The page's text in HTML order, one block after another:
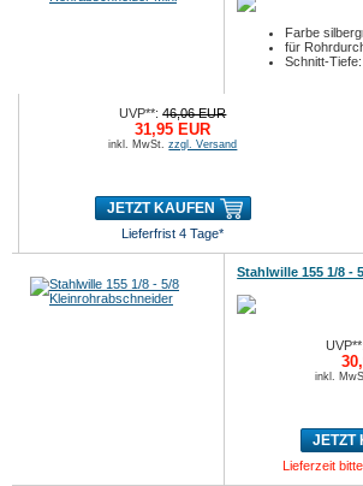
Farbe
für
Schnitt-
UVP**:46,06 EUR
31,95 EUR
inkl. MwSt.zzgl. Versand
JETZT KAUFEN
Lieferfrist 4 Tage*
Stahlwille 155 1/8 -
inkl.
JETZT
Lieferzeit